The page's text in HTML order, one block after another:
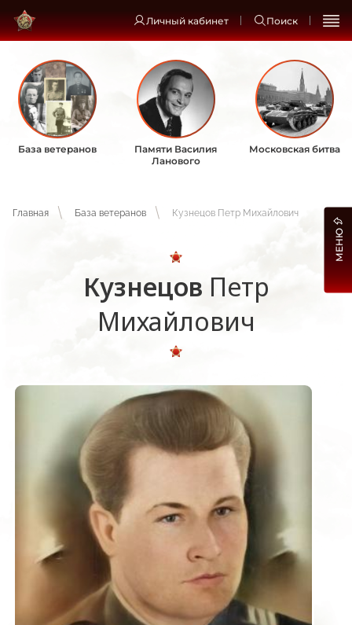
Личный кабинет Поиск
База ветеранов
Памяти Василия
Ланового
Московская битва
Главная База ветеранов Кузнецов Петр Михайлович
Кузнецов Петр
Михайлович
МЕНЮ